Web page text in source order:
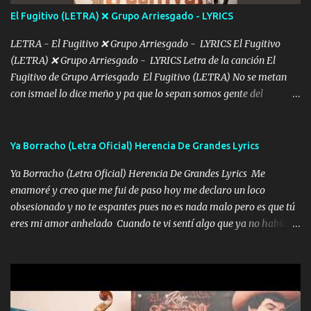
tú mi hermosa La que me alegra los días y sigo tomando Y
pensar... Que tú ya no vas a estar Pasarán... Solito me dejaras
Intentar... ...
El Fugitivo (LETRA) ❌ Grupo Arriesgado - LYRICS
LETRA - El Fugitivo ❌ Grupo Arriesgado - LYRICS El Fugitivo
(LETRA) ❌ Grupo Arriesgado - LYRICS Letra de la canción El
Fugitivo de Grupo Arriesgado El Fugitivo (LETRA) No se metan
con ismael lo dice meño y pa que lo sepan somos gente del
grande traemos la bandera 04 se oye por los radios y bien
ofrece también peleam'os bien atentó el compa huicho la corta al
cinto y radios colgados cuando salimos del rancho carros
blindándos y bien equipados no somos gente de problemas pero
defendemos muy bien nuestra tierra buena sombra nos cobija y el
porque lo estimo y lo quiero ami lado vivi...
Ya Borracho (Letra Oficial) Herencia De Grandes Lyrics
Ya Borracho (Letra Oficial) Herencia De Grandes Lyrics Me
enamoré y creo que me fui de paso hoy me declaro un loco
obsesionado y no te espantes pues no es nada malo pero es que tú
eres mi amor anhelado Cuando te vi sentí algo que ya no había
cariño de mi alma Que pa febrero vendré frente a ti con mis
preguntas y digas que sí hacernos novios y verte feliz y muy